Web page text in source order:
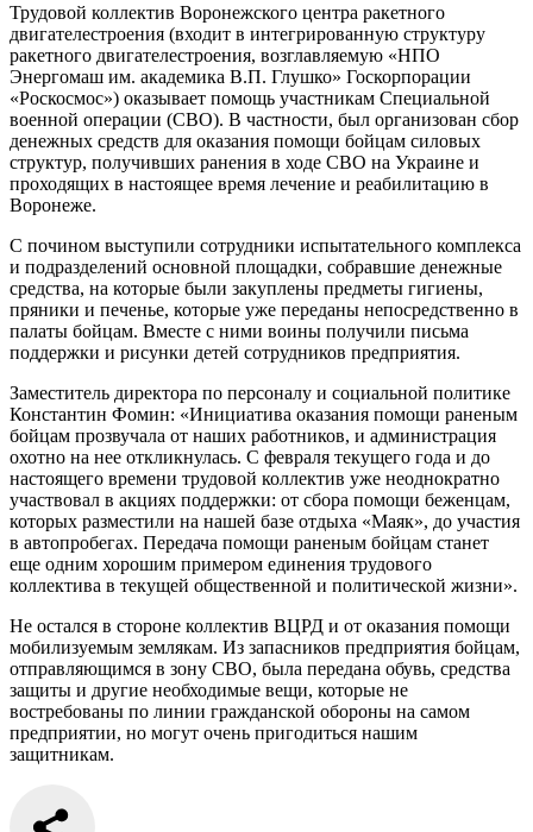
Трудовой коллектив Воронежского центра ракетного
двигателестроения (входит в интегрированную структуру
ракетного двигателестроения, возглавляемую «НПО
Энергомаш им. академика В.П. Глушко» Госкорпорации
«Роскосмос») оказывает помощь участникам Специальной
военной операции (СВО). В частности, был организован сбор
денежных средств для оказания помощи бойцам силовых
структур, получивших ранения в ходе СВО на Украине и
проходящих в настоящее время лечение и реабилитацию в
Воронеже.
С почином выступили сотрудники испытательного комплекса
и подразделений основной площадки, собравшие денежные
средства, на которые были закуплены предметы гигиены,
пряники и печенье, которые уже переданы непосредственно в
палаты бойцам. Вместе с ними воины получили письма
поддержки и рисунки детей сотрудников предприятия.
Заместитель директора по персоналу и социальной политике
Константин Фомин: «Инициатива оказания помощи раненым
бойцам прозвучала от наших работников, и администрация
охотно на нее откликнулась. С февраля текущего года и до
настоящего времени трудовой коллектив уже неоднократно
участвовал в акциях поддержки: от сбора помощи беженцам,
которых разместили на нашей базе отдыха «Маяк», до участия
в автопробегах. Передача помощи раненым бойцам станет
еще одним хорошим примером единения трудового
коллектива в текущей общественной и политической жизни».
Не остался в стороне коллектив ВЦРД и от оказания помощи
мобилизуемым землякам. Из запасников предприятия бойцам,
отправляющимся в зону СВО, была передана обувь, средства
защиты и другие необходимые вещи, которые не
востребованы по линии гражданской обороны на самом
предприятии, но могут очень пригодиться нашим
защитникам.